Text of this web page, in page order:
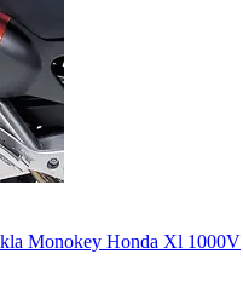
Monokey Honda Xl 1000V